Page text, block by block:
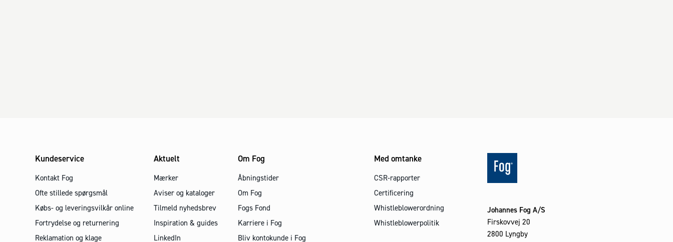
Kundeservice
Kontakt Fog
Ofte stillede spørgsmål
Købs- og leveringsvilkår online
Fortrydelse og returnering
Reklamation og klage
Aktuelt
Mærker
Aviser og kataloger
Tilmeld nyhedsbrev
Inspiration & guides
LinkedIn
Om Fog
Åbningstider
Om Fog
Fogs Fond
Karriere i Fog
Bliv kontokunde i Fog
Med omtanke
CSR-rapporter
Certificering
Whistleblowerordning
Whistleblowerpolitik
Johannes Fog A/S
Firskovvej 20
2800 Lyngby